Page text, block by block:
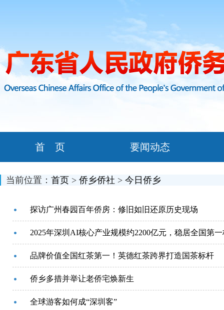
首 页 要闻动态
当前位置： 首页 > 侨乡侨社 > 今日侨乡
探访广州春园百年侨房：修旧如旧还原历史现场
2025年深圳AI核心产业规模约2200亿元，稳居全国第
品牌价值全国红茶第一！英德红茶跨界打造国茶标杆
侨乡多措并举让老侨宅焕新生
全球游客如何成“深圳客”